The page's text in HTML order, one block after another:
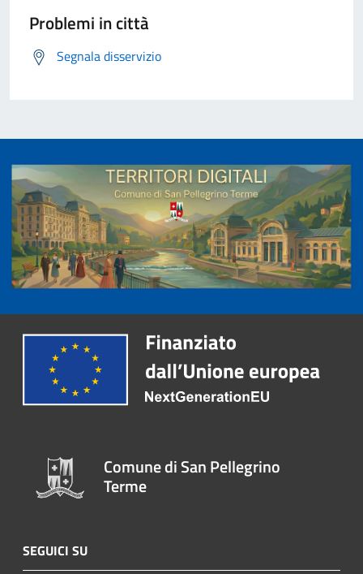
Problemi in città
Segnala disservizio
Comune di San Pellegrino
Terme
SEGUICI SU